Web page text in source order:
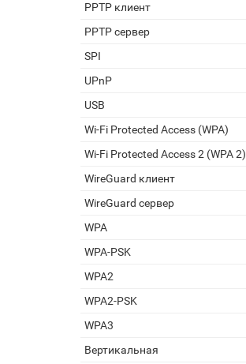
PPTP клиент
PPTP сервер
SPI
UPnP
USB
Wi-Fi Protected Access (WPA)
Wi-Fi Protected Access 2 (WPA 2)
WireGuard клиент
WireGuard сервер
WPA
WPA-PSK
WPA2
WPA2-PSK
WPA3
Вертикальная